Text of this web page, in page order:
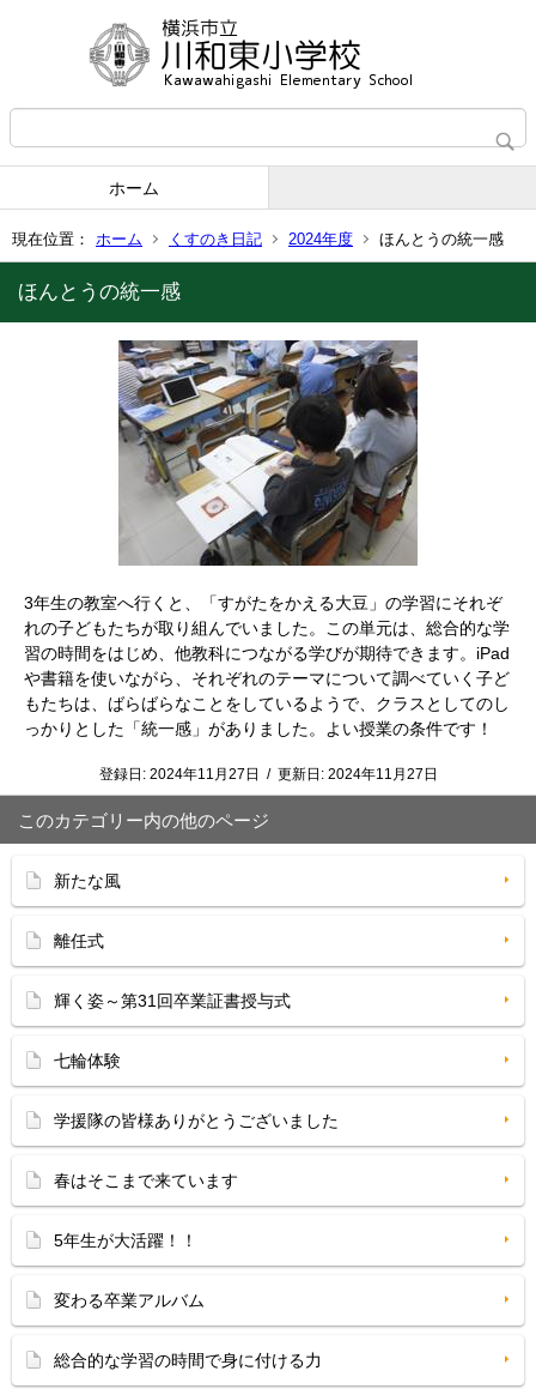
ホーム
現在位置： ホーム くすのき日記 2024年度 ほんとうの統一感
ほんとうの統一感
3年生の教室へ行くと、「すがたをかえる大豆」の学習にそれぞ
れの子どもたちが取り組んでいました。この単元は、総合的な学
習の時間をはじめ、他教科につながる学びが期待できます。iPad
や書籍を使いながら、それぞれのテーマについて調べていく子ど
もたちは、ばらばらなことをしているようで、クラスとしてのし
っかりとした「統一感」がありました。よい授業の条件です！
登録日: 2024年11月27日 / 更新日: 2024年11月27日
このカテゴリー内の他のページ
新たな風
離任式
輝く姿～第31回卒業証書授与式
七輪体験
学援隊の皆様ありがとうございました
春はそこまで来ています
5年生が大活躍！！
変わる卒業アルバム
総合的な学習の時間で身に付ける力